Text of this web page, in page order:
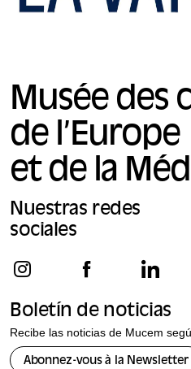
Musée des
de l’Europe
et de la
Nuestras redes
sociales
Boletín de noticias
Recibe las noticias de Mucem
Abonnez-vous à la Newsletter